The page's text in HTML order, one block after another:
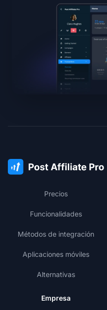
Precios
Funcionalidades
Métodos de integración
Aplicaciones móviles
Alternativas
Empresa